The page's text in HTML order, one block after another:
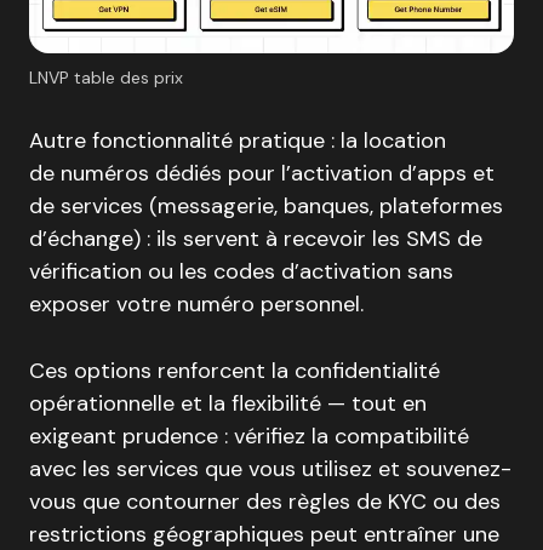
LNVP table des prix
Autre fonctionnalité pratique : la location
de numéros dédiés pour l’activation d’apps et
de services (messagerie, banques, plateformes
d’échange) : ils servent à recevoir les SMS de
vérification ou les codes d’activation sans
exposer votre numéro personnel.
Ces options renforcent la confidentialité
opérationnelle et la flexibilité — tout en
exigeant prudence : vérifiez la compatibilité
avec les services que vous utilisez et souvenez-
vous que contourner des règles de KYC ou des
restrictions géographiques peut entraîner une